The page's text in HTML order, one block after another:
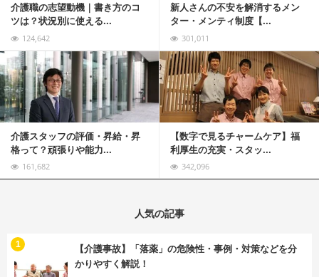
介護職の志望動機｜書き方のコ
ツは？状況別に使える...
124,642
新人さんの不安を解消するメン
ター・メンティ制度【...
301,011
介護スタッフの評価・昇給・昇
格って？頑張りや能力...
161,682
【数字で見るチャームケア】福
利厚生の充実・スタッ...
342,096
記事を読む
人気の記事
【介護事故】「落薬」の危険性・事例・対策などを分
かりやすく解説！
1